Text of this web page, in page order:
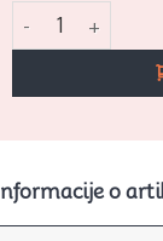
Šlag pena 1 kg.
Informacije o